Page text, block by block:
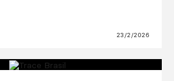
23/2/2026